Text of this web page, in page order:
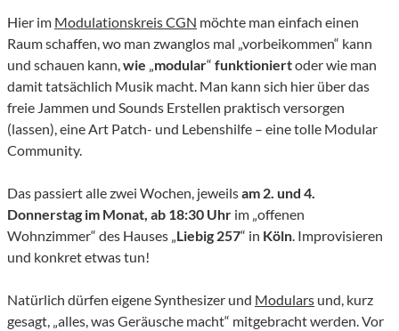
Hier im Modulationskreis CGN möchte man einfach einen
Raum schaffen, wo man zwanglos mal „vorbeikommen“ kann
und schauen kann,wie „modular“ funktioniertoder wie man
damit tatsächlich Musik macht. Man kann sich hier über das
freie Jammen und Sounds Erstellen praktisch versorgen
(lassen), eine Art Patch- und Lebenshilfe – eine tolle Modular
Community.
Das passiert alle zwei Wochen, jeweilsam 2. und 4.
Donnerstag im Monat, ab 18:30 Uhr im „offenen
Wohnzimmer“ des Hauses „Liebig 257“ in Köln. Improvisieren
und konkret etwas tun!
Natürlich dürfen eigene Synthesizer und Modulars und, kurz
gesagt, „alles, was Geräusche macht“ mitgebracht werden. Vor